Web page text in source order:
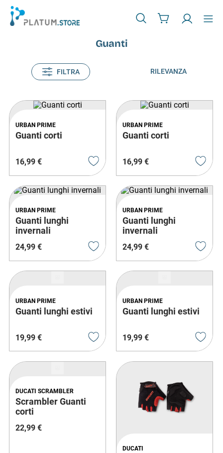
Guanti
FILTRA RILEVANZA
URBAN PRIME
Guanti corti
16,99 €
URBAN PRIME
Guanti corti
16,99 €
URBAN PRIME
Guanti lunghi
invernali
24,99 €
URBAN PRIME
Guanti lunghi
invernali
24,99 €
URBAN PRIME
Guanti lunghi estivi
19,99 €
URBAN PRIME
Guanti lunghi estivi
19,99 €
DUCATI SCRAMBLER
Scrambler Guanti
corti
22,99 €
DUCATI